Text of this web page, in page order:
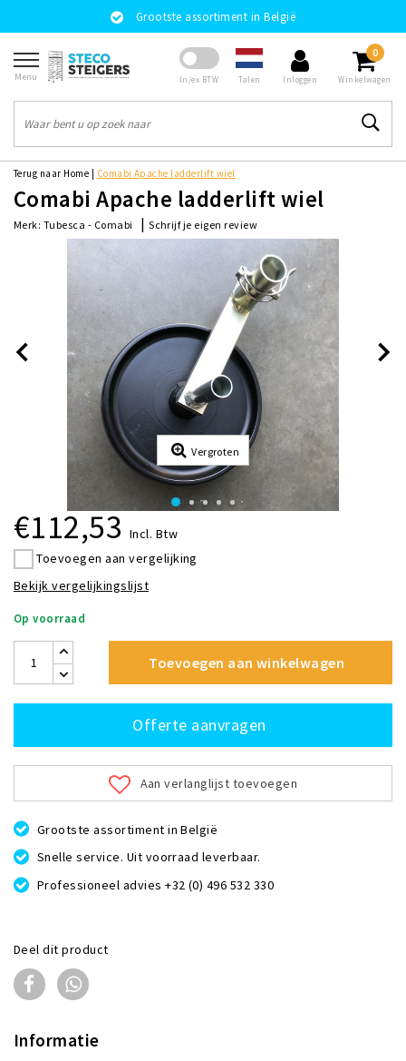
Grootste assortiment in België
Menu In/ex BTW Talen Inloggen
0
Winkelwagen
Terug naar Home Comabi Apache ladderlift wiel
Comabi Apache ladderlift wiel
Merk: Tubesca - Comabi |Schrijf je eigen review
Vergroten
€112,53 Incl. Btw
Toevoegen aan vergelijking
Bekijk vergelijkingslijst
Op voorraad
Toevoegen aan winkelwagen
Offerte aanvragen
Aan verlanglijst toevoegen
Grootste assortiment in België
Snelle service. Uit voorraad leverbaar.
Professioneel advies +32 (0) 496 532 330
Deel dit product
Informatie